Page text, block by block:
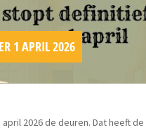
1 APRIL 2026
2026 de deuren. Dat heeft